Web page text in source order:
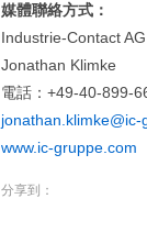
媒體聯絡方式：
Industrie-Contact
Jonathan Klimke
電話：+49-40-899-
jonathan.klimke@ic-
www.ic-gruppe.com
分享到：